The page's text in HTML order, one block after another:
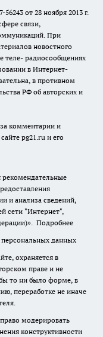
от 28 ноября 2013 г.
связи,
При
новостного
теле- радиосообщениях
в Интернет-
в противном
РФ об авторских и
за комментарии и
pg21.ru и его
и анализа сведений,
сети "Интернет",
Подробнее
данных
охраняется в
праве и не
то ни было форме, в
переработке не иначе
модерировать
конструктивности